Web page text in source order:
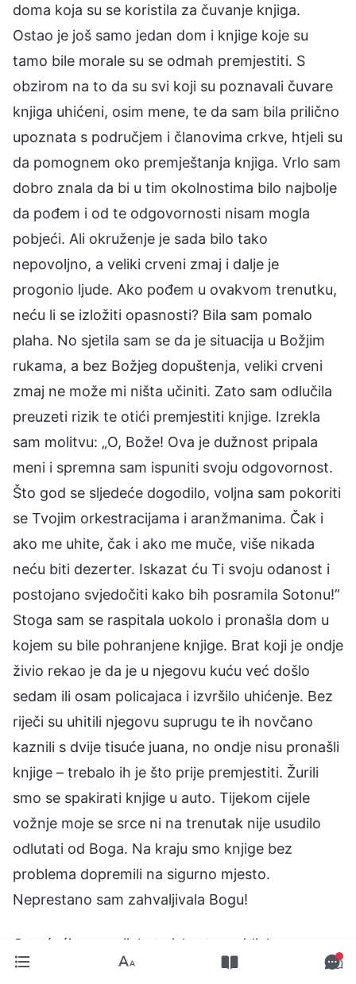
doma koja su se koristila za čuvanje knjiga.
Ostao je još samo jedan dom i knjige koje su
tamo bile morale su se odmah premjestiti. S
obzirom na to da su svi koji su poznavali čuvare
knjiga uhićeni, osim mene, te da sam bila prilično
upoznata s područjem i članovima crkve, htjeli su
da pomognem oko premještanja knjiga. Vrlo sam
dobro znala da bi u tim okolnostima bilo najbolje
da pođem i od te odgovornosti nisam mogla
pobjeći. Ali okruženje je sada bilo tako
nepovoljno, a veliki crveni zmaj i dalje je
progonio ljude. Ako pođem u ovakvom trenutku,
neću li se izložiti opasnosti? Bila sam pomalo
plaha. No sjetila sam se da je situacija u Božjim
rukama, a bez Božjeg dopuštenja, veliki crveni
zmaj ne može mi ništa učiniti. Zato sam odlučila
preuzeti rizik te otići premjestiti knjige. Izrekla
sam molitvu: „O, Bože! Ova je dužnost pripala
meni i spremna sam ispuniti svoju odgovornost.
Što god se sljedeće dogodilo, voljna sam pokoriti
se Tvojim orkestracijama i aranžmanima. Čak i
ako me uhite, čak i ako me muče, više nikada
neću biti dezerter. Iskazat ću Ti svoju odanost i
postojano svjedočiti kako bih posramila Sotonu!”
Stoga sam se raspitala uokolo i pronašla dom u
kojem su bile pohranjene knjige. Brat koji je ondje
živio rekao je da je u njegovu kuću već došlo
sedam ili osam policajaca i izvršilo uhićenje. Bez
riječi su uhitili njegovu suprugu te ih novčano
kaznili s dvije tisuće juana, no ondje nisu pronašli
knjige – trebalo ih je što prije premjestiti. Žurili
smo se spakirati knjige u auto. Tijekom cijele
vožnje moje se srce ni na trenutak nije usudilo
odlutati od Boga. Na kraju smo knjige bez
problema dopremili na sigurno mjesto.
Neprestano sam zahvaljivala Bogu!
Osvrćući se na cijelo to iskustvo, vidjela sam
Božju mudrost i svemoć, kao i koliko je moja